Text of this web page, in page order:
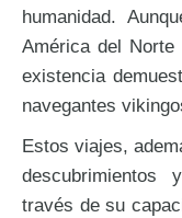
humanidad.
América del
existencia
navegantes
Estos viajes,
descubrimientos
través de su